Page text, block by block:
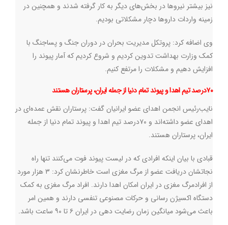
نیز بیشتر نیروها در بخش‌های دیگر به کار گرفته شدند و همچنین در
زمینه واردات داروها دچار مشکلاتی بودیم.
وی اضافه کرد: پروتکل مدیریت بحران در دوران جنگ و پساجنگ با
کمک وزارت بهداشت تدوین کردیم و شروع کردیم که آمار پیوند را
افزایش دهیم و مشکلات را مرتفع کنیم.
۷۰درصد تیم اهدا و پیوند تمام دنیا از جمله ایران، پرستاران هستند
نایب‌رئیس انجمن اهدای عضو ایرانیان گفت: پرستاران نقش عمده‌ای در
اهدای عضو داشته‌اند و ۷۰درصد تیم اهدا و پیوند تمام دنیا از جمله
ایران، پرستاران هستند.
قبادی با بیان اینکه افرادی که در لیست پیوند فوت می‌کنند تنها راه
نجاتشان دریافت عضو از مرگ مغزی است خاطرنشان کرد: ۳ هزار مورد
از افرادمرگ مغزی در ایران امکان اهدا دارند. افراد مرگ مغزی به کمک
دستگاه اکسیژن رسانی و حرکات مصنوعی تنفسی دارند و همین امر
باعث می‌شود میانگین زمان رضایت دهی در ایران ۶ تا ۹۰ ساعت باشد
.